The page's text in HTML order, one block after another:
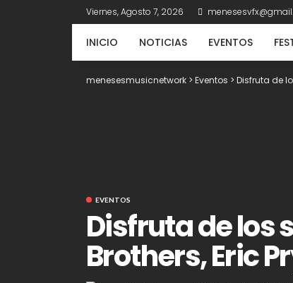
Viernes, Agosto 7, 2026
INICIO NOTICIAS EVENTOS
menesesmusicnetwork > Eventos > Disfruta de
EVENTOS
Disfruta de los
Brothers, Eric